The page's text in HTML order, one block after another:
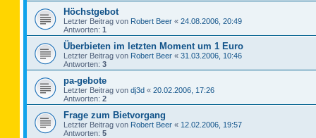
Höchstgebot
Letzter Beitrag von Robert Beer « 24.08.2006, 20:49
Antworten: 1
Überbieten im letzten Moment um 1 Euro
Letzter Beitrag von Robert Beer « 31.03.2006, 10:46
Antworten: 3
pa-gebote
Letzter Beitrag von dj3d « 20.02.2006, 17:26
Antworten: 2
Frage zum Bietvorgang
Letzter Beitrag von Robert Beer « 12.02.2006, 19:57
Antworten: 5